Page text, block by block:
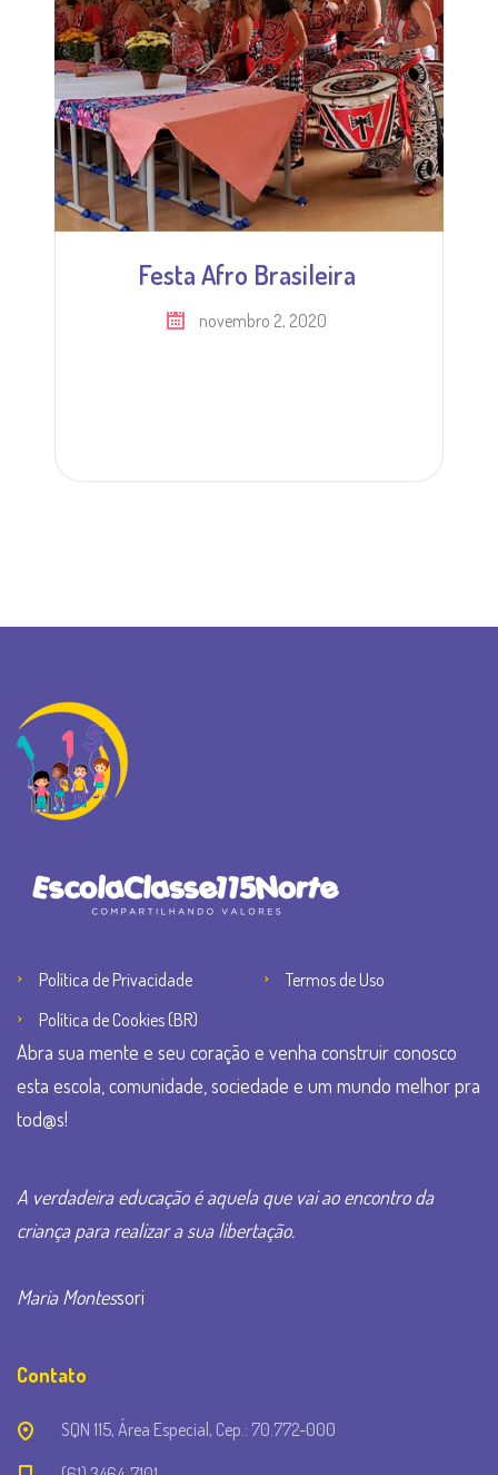
Festa Afro Brasileira
novembro 2, 2020
Política de Privacidade
Termos de Uso
Política de Cookies (BR)
Abra sua mente e seu coração e venha construir conosco
esta escola, comunidade, sociedade e um mundo melhor pra
tod@s!
A verdadeira educação é aquela que vai ao encontro da
criança para realizar a sua libertação.
Maria Montessori
Contato
SQN 115, Área Especial, Cep.: 70.772-000